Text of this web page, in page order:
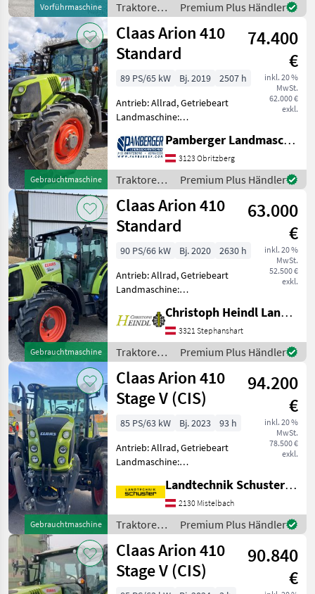
Marktplatz Händlerangebote Kleinanzeigen
Vorführmaschine
Revershiftfunktion am
Multifunktions
Traktoren /
Claas
Premium Plus Händler
Gebrauchtmaschine
Claas Arion 410
Standard
74.400
€
inkl. 20 %
MwSt.
62.000 €
exkl.
89 PS/65 kW Bj. 2019
2507 h
Antrieb: Allrad, Getriebeart
Landmaschine:
Plattform: Kabine,
Zapfwellendrehzahl:
540/540E,
Höchstgeschwindigkeit in
km/h: 40 km/h, Aufladung:
Turbola
Pamberger Landmaschinentechnik GmbH
3123 Obritzberg
Traktoren /
Claas
Premium Plus Händler
Gebrauchtmaschine
Claas Arion 410
Standard
63.000
€
inkl. 20 %
MwSt.
52.500 €
exkl.
90 PS/66 kW Bj. 2020
2630 h
Antrieb: Allrad, Getriebeart
Landmaschine:
Plattform: Kabine,
Zapfwellendrehzahl:
540/750/1000,
Höchstgeschwindigkeit in
km/h: 40 km/h, Aufladung:
Tur
Christoph Heindl Landtechnik GmbH, Stephanshart
3321 Stephanshart
Traktoren /
Claas
Premium Plus Händler
Gebrauchtmaschine
Claas Arion 410
Stage V (CIS)
94.200
€
inkl. 20 %
MwSt.
78.500 €
exkl.
85 PS/63 kW Bj. 2023
93 h
Antrieb: Allrad, Getriebeart
Landmaschine:
Plattform: Kabine,
Zapfwellendrehzahl:
540/1000,
Höchstgeschwindigkeit in
km/h: 40 km/h, Aufladung:
Turbola
Landtechnik Schuster Niederlassung Mistelbach
2130 Mistelbach
Traktoren /
Claas
Premium Plus Händler
Claas Arion 410
Stage V (CIS)
90.840
€